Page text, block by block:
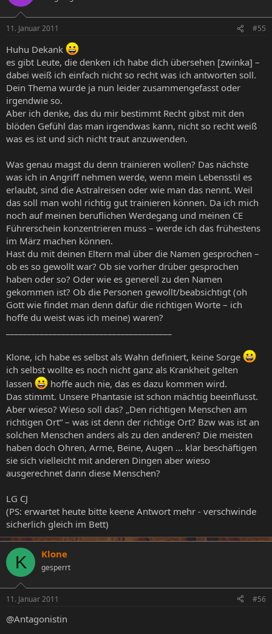
11. Januar 2011 #55
Huhu Dekank
es gibt Leute, die denken ich habe dich übersehen [zwinka] –
dabei weiß ich einfach nicht so recht was ich antworten soll.
Dein Thema wurde ja nun leider zusammengefasst oder
irgendwie so.
Aber ich denke, das du mir bestimmt Recht gibst mit den
blöden Gefühl das man irgendwas kann, nicht so recht weiß
was es ist und sich nicht traut anzuwenden.
Was genau magst du denn trainieren wollen? Das nächste
was ich in Angriff nehmen werde, wenn mein Lebensstil es
erlaubt, sind die Astralreisen oder wie man das nennt. Weil
das soll man wohl richtig gut trainieren können. Da ich mich
noch auf meinen beruflichen Werdegang und meinen CE
Führerschein konzentrieren muss – werde ich das frühestens
im März machen können.
Hast du mit deinen Eltern mal über die Namen gesprochen –
ob es so gewollt war? Ob sie vorher drüber gesprochen
haben oder so? Oder wie es generell zu den Namen
gekommen ist? Ob die Personen gewollt/beabsichtigt (oh
Gott wie findet man denn dafür die richtigen Worte – ich
hoffe du weist was ich meine) waren?
Klone, ich habe es selbst als Wahn definiert, keine Sorge
ich selbst wollte es noch nicht ganz als Krankheit gelten
lassen
hoffe auch nie, das es dazu kommen wird.
Das stimmt. Unsere Phantasie ist schon mächtig beeinflusst.
Aber wieso? Wieso soll das? „Den richtigen Menschen am
richtigen Ort“ – was ist denn der richtige Ort? Bzw was ist an
solchen Menschen anders als zu den anderen? Die meisten
haben doch Ohren, Arme, Beine, Augen … klar beschäftigen
sie sich vielleicht mit anderen Dingen aber wieso
ausgerechnet dann diese Menschen?
LG CJ
(PS: erwartet heute bitte keene Antwort mehr - verschwinde
sicherlich gleich im Bett)
K Klone
gesperrt
11. Januar 2011 #56
@Antagonistin